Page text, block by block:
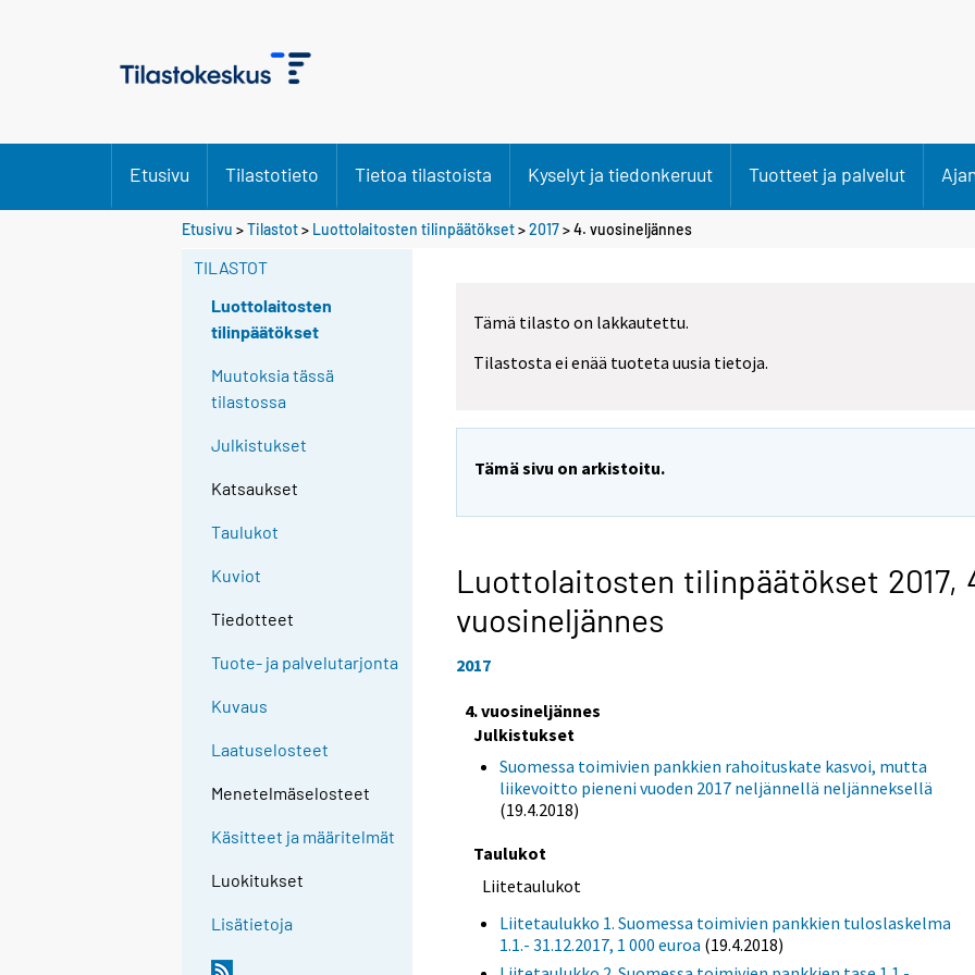
Etusivu Tilastotieto Tietoa tilastoista Kyselyt ja tiedonkeruut Tuotteet ja palvelut
Etusivu >Tilastot> Luottolaitosten tilinpäätökset>2017>4. vuosineljännes
TILASTOT
Luottolaitosten
tilinpäätökset
Muutoksia tässä
tilastossa
Julkistukset
Katsaukset
Taulukot
Kuviot
Tiedotteet
Tuote- ja palvelutarjonta
Kuvaus
Laatuselosteet
Menetelmäselosteet
Käsitteet ja määritelmät
Luokitukset
Lisätietoja
Tämä tilasto on lakkautettu.
Tilastosta ei enää tuoteta uusia tietoja.
Tämä sivu on arkistoitu.
Luottolaitosten tilinpäätökset 2017,
vuosineljännes
2017
4. vuosineljännes
Julkistukset
Suomessa toimivien pankkien rahoituskate kasvoi, mutta
liikevoitto pieneni vuoden 2017 neljännellä neljänneksellä
(19.4.2018)
Taulukot
Liitetaulukot
Liitetaulukko 1. Suomessa toimivien pankkien tuloslaskelma
1.1.- 31.12.2017, 1 000 euroa (19.4.2018)